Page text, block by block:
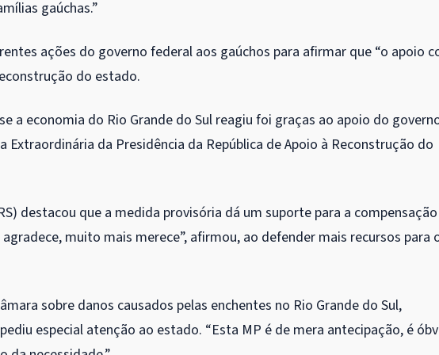
gaúchas.”
ações do governo federal aos gaúchos para afirmar que “o apoio
do estado.
a economia do Rio Grande do Sul reagiu foi graças ao apoio do
da Presidência da República de Apoio à Reconstrução do
destacou que a medida provisória dá um suporte para a
muito mais merece”, afirmou, ao defender mais recursos para
sobre danos causados pelas enchentes no Rio Grande do Sul,
especial atenção ao estado. “Esta MP é de mera antecipação, é